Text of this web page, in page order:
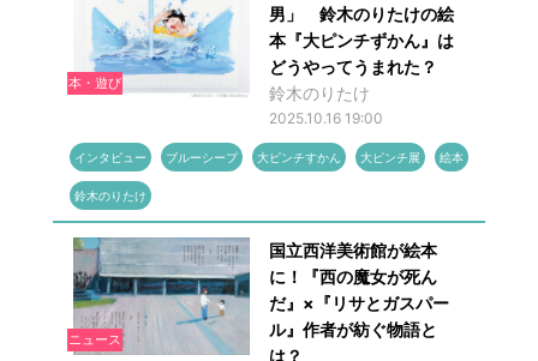
本・遊び
男」 鈴木のりたけの絵
本『大ピンチずかん』は
どうやってうまれた？
鈴木のりたけ
2025.10.16 19:00
インタビュー ブルーシープ 大ピンチすかん 大ピンチ展 絵本
鈴木のりたけ
ニュース
国立西洋美術館が絵本
に！『西の魔女が死ん
だ』×『リサとガスパー
ル』作者が紡ぐ物語と
は？